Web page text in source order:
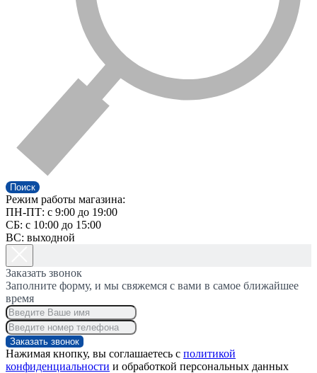
Поиск
Режим работы магазина:
ПН-ПТ: c 9:00 до 19:00
СБ: с 10:00 до 15:00
ВС: выходной
Заказать звонок
Заполните форму, и мы свяжемся с вами в самое ближайшее
время
Заказать звонок
Нажимая кнопку, вы соглашаетесь с политикой
конфиденциальности и обработкой персональных данных